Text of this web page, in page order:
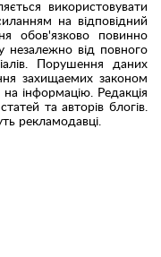
використовувати
на відповідний
обов'язково повинно
незалежно від повного
Порушення даних
захищаемих законом
на інформацію. Редакція
та авторів блогів.
рекламодавці.